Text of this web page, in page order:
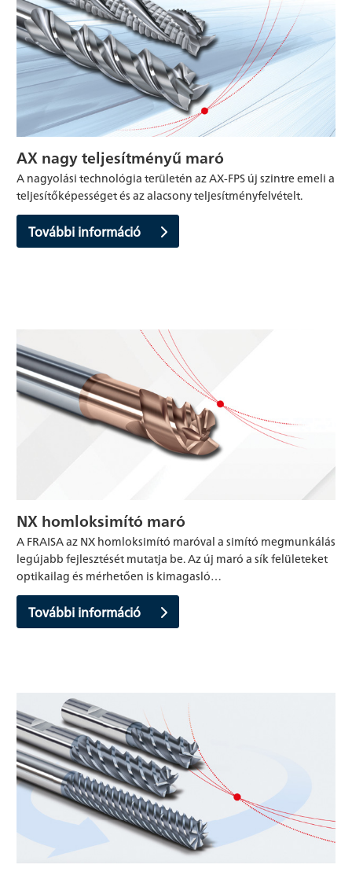
AX nagy teljesítményű maró
A nagyolási technológia területén az AX-FPS új szintre emeli a
teljesítőképességet és az alacsony teljesítményfelvételt.
További információ
NX homloksimító maró
A FRAISA az NX homloksimító maróval a simító megmunkálás
legújabb fejlesztését mutatja be. Az új maró a sík felületeket
optikailag és mérhetően is kimagasló…
További információ